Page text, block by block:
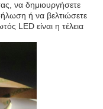
να δημιουργήσετε
ή να βελτιώσετε
LED είναι η τέλεια